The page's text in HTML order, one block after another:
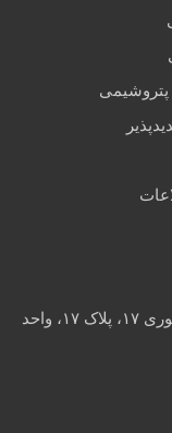
پتروشیمی
مشهد مقدس، بلوار شهید فکوری، فکوری ۱۷، پلاک ۱۷، واحد